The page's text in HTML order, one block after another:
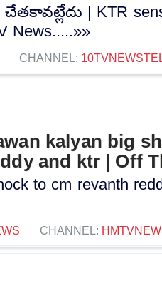
| KTR
News.....»»
CHANNEL:
kalyan big
and ktr | Off
to cm revanth
CHANNEL: